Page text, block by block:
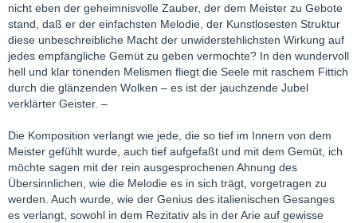
nicht eben der geheimnisvolle Zauber, der dem Meister zu Gebote
stand, daß er der einfachsten Melodie, der Kunstlosesten Struktur
diese unbeschreibliche Macht der unwiderstehlichsten Wirkung auf
jedes empfängliche Gemüt zu geben vermochte? In den wundervoll
hell und klar tönenden Melismen fliegt die Seele mit raschem Fittich
durch die glänzenden Wolken – es ist der jauchzende Jubel
verklärter Geister. –
Die Komposition verlangt wie jede, die so tief im Innern von dem
Meister gefühlt wurde, auch tief aufgefaßt und mit dem Gemüt, ich
möchte sagen mit der rein ausgesprochenen Ahnung des
Übersinnlichen, wie die Melodie es in sich trägt, vorgetragen zu
werden. Auch wurde, wie der Genius des italienischen Gesanges
es verlangt, sowohl in dem Rezitativ als in der Arie auf gewisse